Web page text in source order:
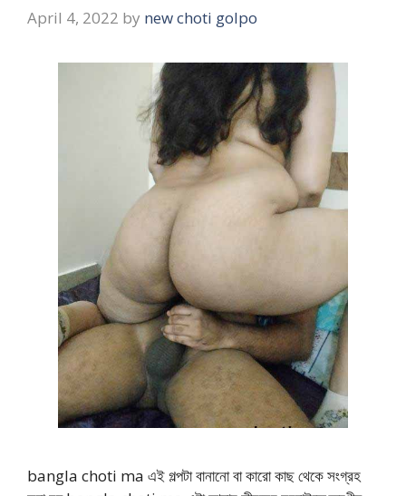
April 4, 2022 by new choti golpo
bangla choti ma এই গল্পটা বানানো বা কারো কাছ থেকে সংগ্রহ